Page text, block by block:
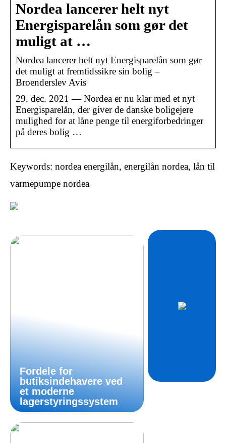
Nordea lancerer helt nyt
Energisparelån som gør det
muligt at …
Nordea lancerer helt nyt Energisparelån som gør
det muligt at fremtidssikre sin bolig –
Broenderslev Avis
29. dec. 2021 — Nordea er nu klar med et nyt
Energisparelån, der giver de danske boligejere
mulighed for at låne penge til energiforbedringer
på deres bolig …
Keywords: nordea energilån, energilån nordea, lån til
varmepumpe nordea
Fordele for
butiksindehavere ved
et moderne
lagerstyringssystem